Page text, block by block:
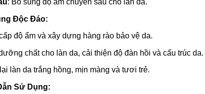
: Bổ sung độ ẩm chuyên sâu cho làn da.
Độc Đáo:
độ ẩm và xây dựng hàng rào bảo vệ da.
chất cho làn da, cải thiện độ đàn hồi và cấu trúc da.
làn da trắng hồng, mịn màng và tươi trẻ.
Sử Dụng: